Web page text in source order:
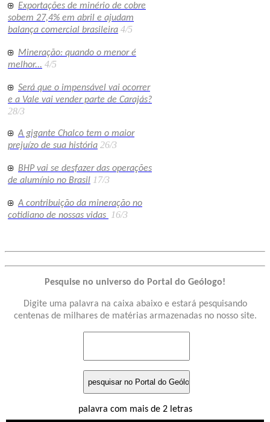
Exportações de minério de cobre
sobem 27,4% em abril e ajudam
balança comercial brasileira 4/5
Mineração: quando o menor é
melhor... 4/5
Será que o impensável vai ocorrer
e a Vale vai vender parte de Carajás?
28/3
A gigante Chalco tem o maior
prejuízo de sua história 26/3
BHP vai se desfazer das operações
de alumínio no Brasil 17/3
A contribuição da mineração no
cotidiano de nossas vidas
16/3
Pesquise no universo do Portal do Geólogo!
Digite uma palavra na caixa abaixo e estará pesquisando
centenas de milhares de matérias armazenadas no nosso site.
palavra com mais de 2 letras